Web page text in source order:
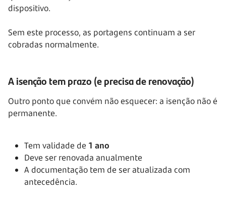
dispositivo.
Sem este processo, as portagens continuam a ser
cobradas normalmente.
A isenção tem prazo (e precisa de renovação)
Outro ponto que convém não esquecer: a isenção não é
permanente.
Tem validade de 1 ano
Deve ser renovada anualmente
A documentação tem de ser atualizada com
antecedência.